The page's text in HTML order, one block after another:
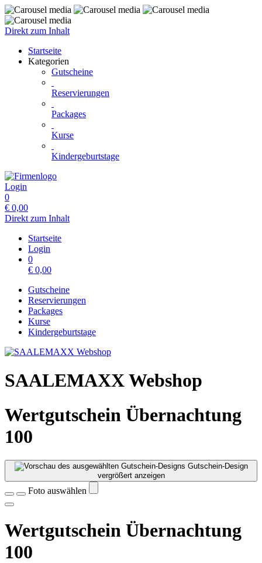
Direkt zum Inhalt
Startseite
Kategorien
Gutscheine
Reservierungen
Packages
Kurse
Kindergeburtstage
Login
0
€ 0,00
Direkt zum Inhalt
Startseite
Login
0
€ 0,00
Gutscheine
Reservierungen
Packages
Kurse
Kindergeburtstage
SAALEMAXX Webshop
Wertgutschein Übernachtung
100
Gutschein-Design
vergrößert anzeigen
Foto auswählen
Wertgutschein Übernachtung
100